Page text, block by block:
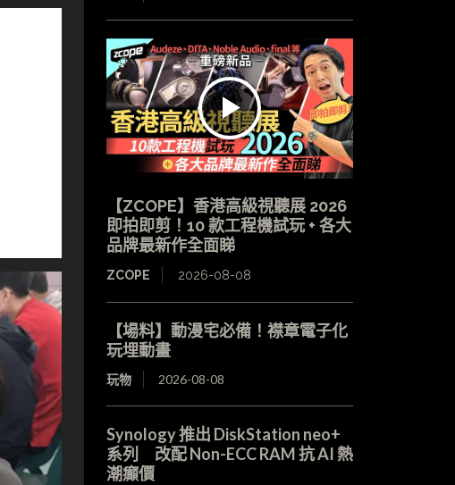
【ZCOPE】香港高級視聽展 2026
即拍即剪！10 款工程機試玩 + 各大
品牌最新作全面睇
ZCOPE 2026-08-08
【場料】動漫宅必備！襟章電子化
玩埋動畫
玩物 2026-08-08
Synology 推出 DiskStation neo+
系列 改配 Non-ECC RAM 抗 AI 熱
潮癲價